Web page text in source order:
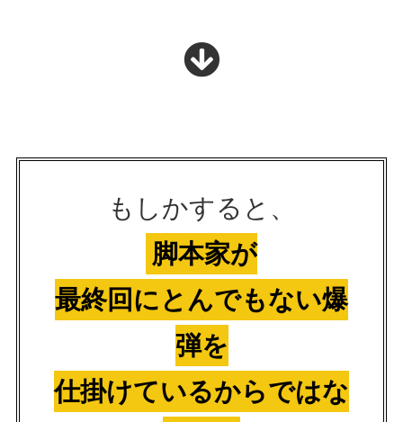
もしかすると、
脚本家が
最終回にとんでもない爆
弾を
仕掛けているからではな